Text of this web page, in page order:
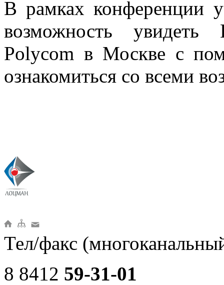
В рамках конференции
возможность увидеть
Polycom в Москве с
ознакомиться со всеми
Тел/факс
8 8412 59-31-01